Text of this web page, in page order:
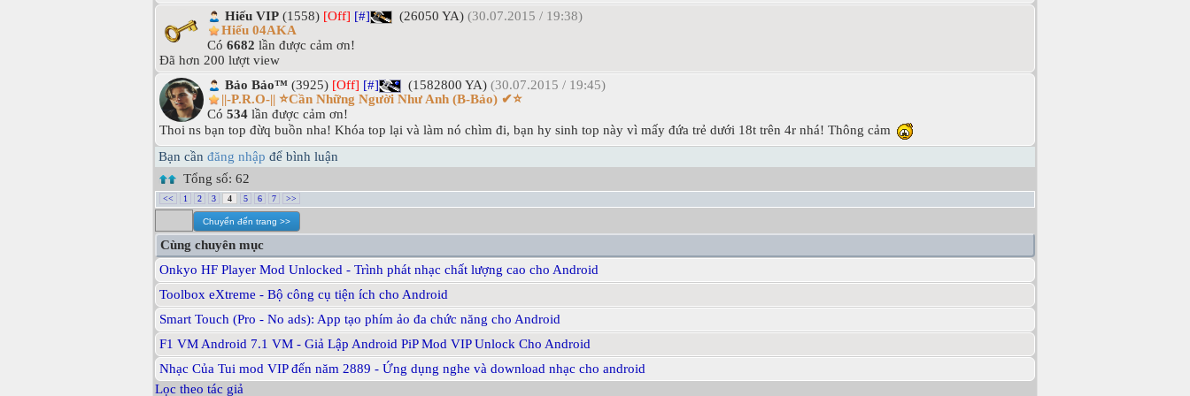
Hiếu VIP (1558) [Off] [#] (26050 YA) (30.07.2015 / 19:38)
Hiếu 04AKA
Có 6682 lần được cảm ơn!
Đã hơn 200 lượt view
Bảo Bảo™ (3925) [Off] [#] (1582800 YA) (30.07.2015 / 19:45)
||-P.R.O-|| ⭐Cần Những Người Như Anh (B-Bảo) ✔⭐
Có 534 lần được cảm ơn!
Thoi ns bạn top đừq buồn nha! Khóa top lại và làm nó chìm đi, bạn hy sinh top này vì mấy đứa trẻ dưới 18t trên 4r nhá! Thông cảm
Bạn cần đăng nhập để bình luận
Tổng số: 62
<< 1 2 3 4 5 6 7 >>
Cùng chuyên mục
Onkyo HF Player Mod Unlocked - Trình phát nhạc chất lượng cao cho Android
Toolbox eXtreme - Bộ công cụ tiện ích cho Android
Smart Touch (Pro - No ads): App tạo phím ảo đa chức năng cho Android
F1 VM Android 7.1 VM - Giả Lập Android PiP Mod VIP Unlock Cho Android
Nhạc Của Tui mod VIP đến năm 2889 - Ứng dụng nghe và download nhạc cho android
Lọc theo tác giả